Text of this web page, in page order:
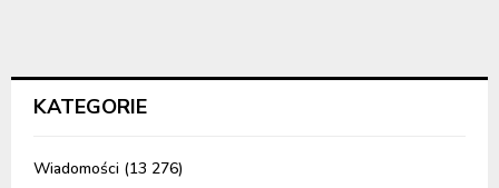
KATEGORIE
Wiadomości (13 276)